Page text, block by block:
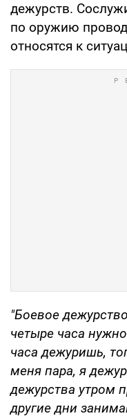
дежурств.
по оружию
относятся к
"Боевое
четыре часа
часа дежуришь,
меня пара, я
дежурства утром
другие дни